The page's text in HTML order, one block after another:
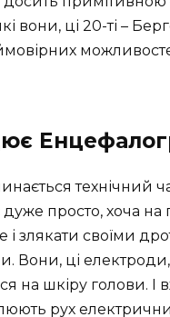
вони, ці 20-ті –
технічний
просто, хоча
і злякати своїми
Вони, ці електроди,
на шкіру голови. І
рух